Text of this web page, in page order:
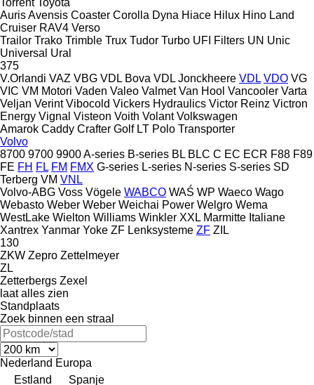
AurisAvensis Coaster Corolla Dyna Hiace Hilux Hino Land
Cruiser RAV4 Verso
Trailor Trako Trimble Trux Tudor Turbo UFI Filters UN Unic
Universal Ural
375
V.Orlandi VAZ VBG VDL Bova VDL Jonckheere VDL VDO VG
VIC VM Motori Vaden Valeo Valmet Van Hool Vancooler Varta
Veljan Verint Vibocold Vickers Hydraulics Victor Reinz Victron
Energy Vignal Visteon Voith Volant Volkswagen
Amarok Caddy Crafter Golf LT Polo Transporter
Volvo
8700 9700 9900A-series B-series BL BLC C EC ECR F88 F89
FE FH FL FM FMX G-series L-series N-series S-series SD
Terberg VM VNL
Volvo-ABG Voss Vögele WABCO WAŚ WP Waeco Wago
Webasto Weber Weber Weichai Power Welgro Wema
WestLake Wielton Williams Winkler XXL Marmitte Italiane
Xantrex Yanmar Yoke ZF Lenksysteme ZF ZIL
130
ZKW Zepro Zettelmeyer
ZL
Zetterbergs Zexel
laat alles zien
Standplaats
Zoek binnen een straal
Nederland Europa
Estland
Spanje